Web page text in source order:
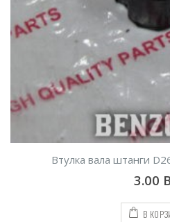
Втулка вала штанги
3.00
В